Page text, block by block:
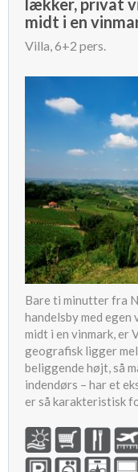
lækker, privat
midt i en
Villa, 6+2 pers.
Bare ti minutter fra
handelsby med
midt i en vinmark, er
geografisk ligger
beliggende højt, så
indendørs – har et
er så karakteristisk